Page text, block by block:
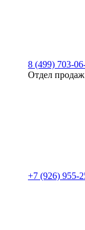
8 (499) 703-
Отдел продаж
+7 (926) 955-